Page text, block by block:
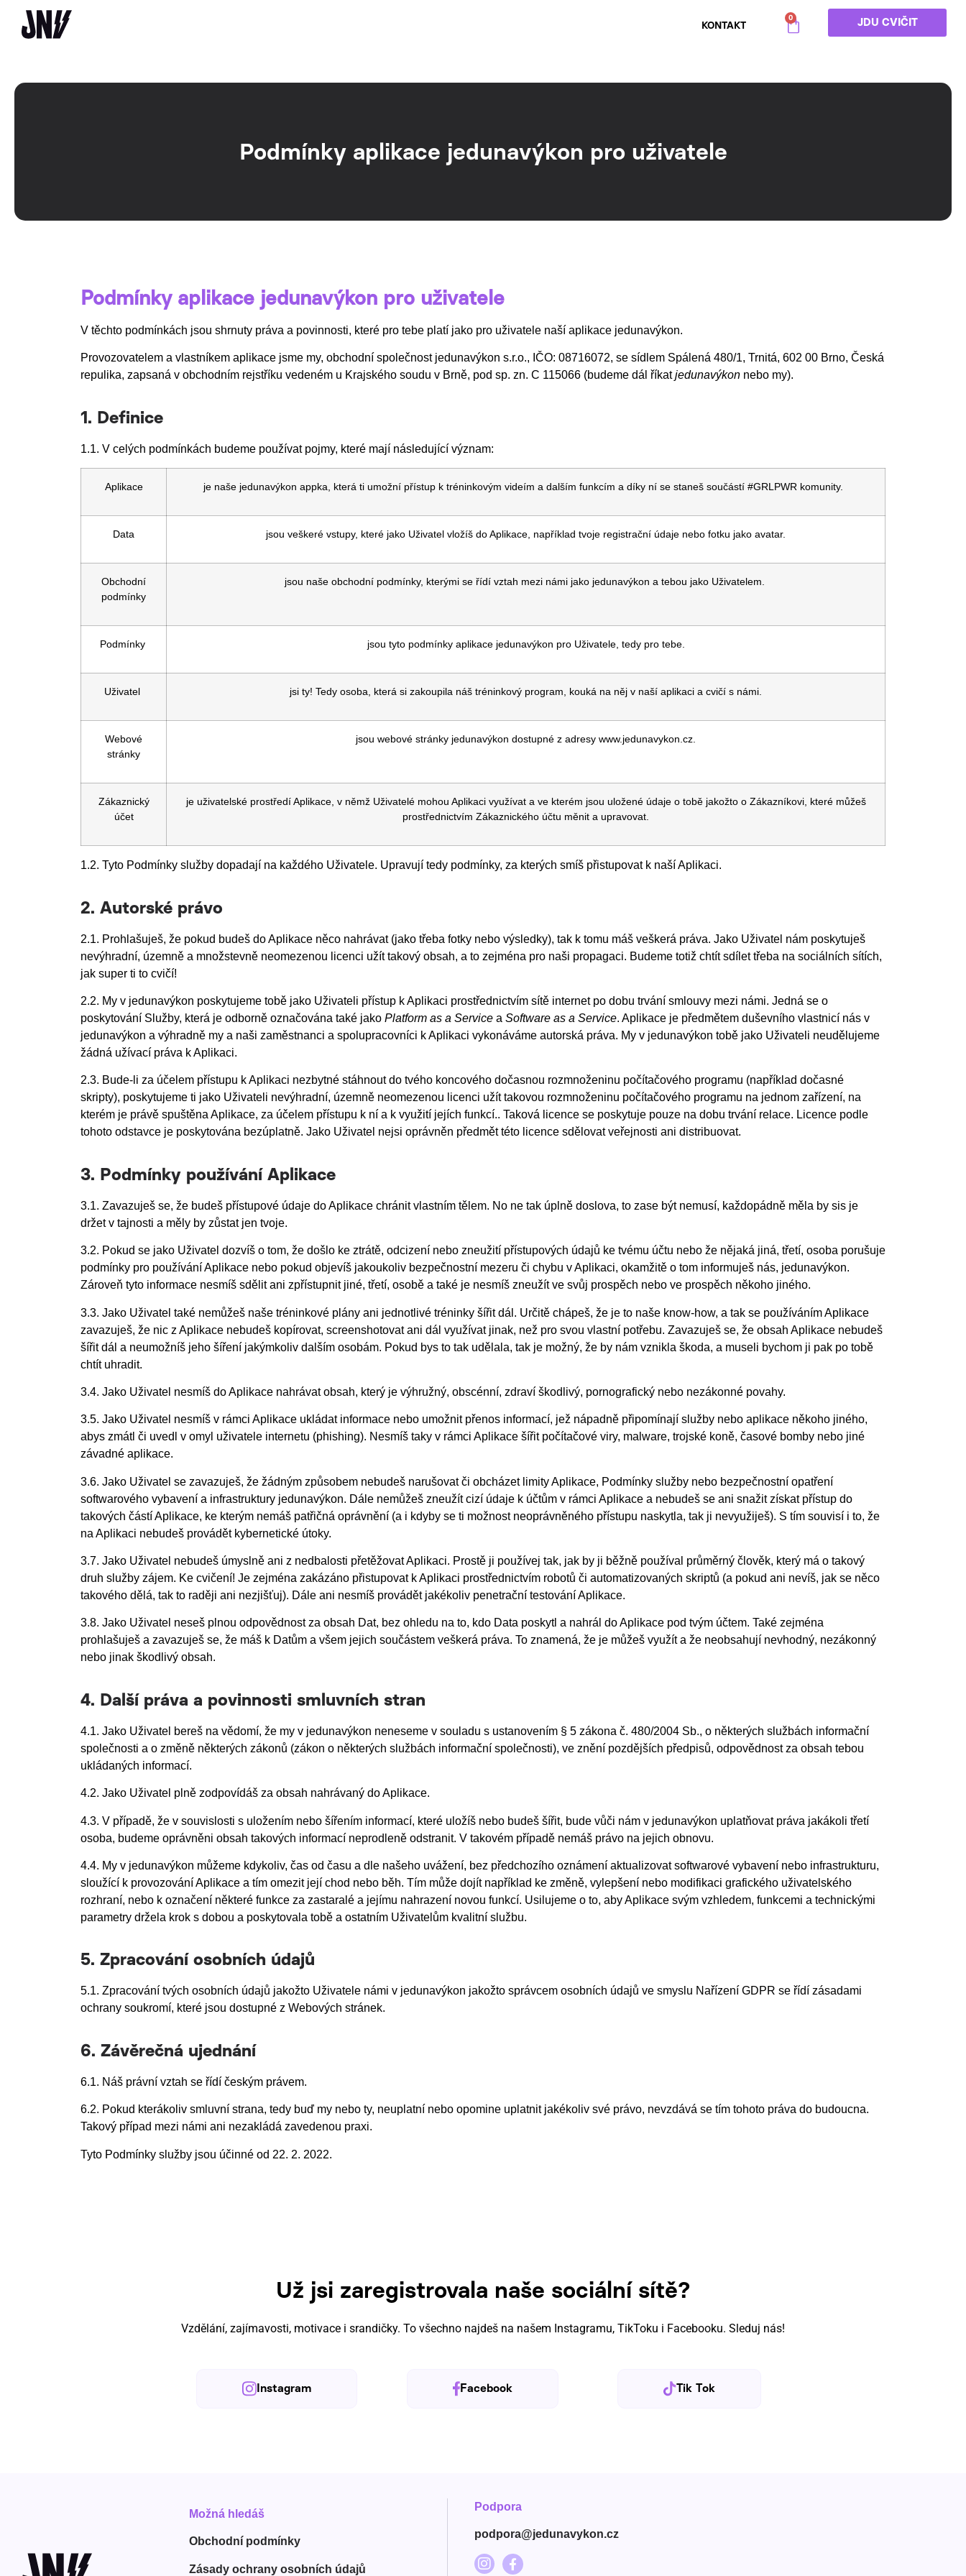
KONTAKT
0 JDU CVIČIT
Podmínky aplikace jedunavýkon pro uživatele
Podmínky aplikace jedunavýkon pro uživatele
V těchto podmínkách jsou shrnuty práva a povinnosti, které pro tebe platí jako pro uživatele naší aplikace jedunavýkon.
Provozovatelem a vlastníkem aplikace jsme my, obchodní společnost jedunavýkon s.r.o., IČO: 08716072, se sídlem Spálená 480/1, Trnitá, 602 00 Brno, Česká
repulika, zapsaná v obchodním rejstříku vedeném u Krajského soudu v Brně, pod sp. zn. C 115066 (budeme dál říkatjedunavýkon nebo my).
1. Definice
1.1. V celých podmínkách budeme používat pojmy, které mají následující význam:
Aplikace je naše jedunavýkon appka, která ti umožní přístup k tréninkovým videím a dalším funkcím a díky ní se staneš součástí #GRLPWR komunity.
Data jsou veškeré vstupy, které jako Uživatel vložíš do Aplikace, například tvoje registrační údaje nebo fotku jako avatar.
Obchodní
podmínky
jsou naše obchodní podmínky, kterými se řídí vztah mezi námi jako jedunavýkon a tebou jako Uživatelem.
Podmínky jsou tyto podmínky aplikace jedunavýkon pro Uživatele, tedy pro tebe.
Uživatel jsi ty! Tedy osoba, která si zakoupila náš tréninkový program, kouká na něj v naší aplikaci a cvičí s námi.
Webové
stránky
jsou webové stránky jedunavýkon dostupné z adresy www.jedunavykon.cz.
Zákaznický
účet
je uživatelské prostředí Aplikace, v němž Uživatelé mohou Aplikaci využívat a ve kterém jsou uložené údaje o tobě jakožto o Zákazníkovi, které můžeš
prostřednictvím Zákaznického účtu měnit a upravovat.
1.2. Tyto Podmínky služby dopadají na každého Uživatele. Upravují tedy podmínky, za kterých smíš přistupovat k naší Aplikaci.
2. Autorské právo
2.1. Prohlašuješ, že pokud budeš do Aplikace něco nahrávat (jako třeba fotky nebo výsledky), tak k tomu máš veškerá práva. Jako Uživatel nám poskytuješ
nevýhradní, územně a množstevně neomezenou licenci užít takový obsah, a to zejména pro naši propagaci. Budeme totiž chtít sdílet třeba na sociálních sítích,
jak super ti to cvičí!
2.2. My v jedunavýkon poskytujeme tobě jako Uživateli přístup k Aplikaci prostřednictvím sítě internet po dobu trvání smlouvy mezi námi. Jedná se o
poskytování Služby, která je odborně označována také jako Platform as a Service a Software as a Service. Aplikace je předmětem duševního vlastnicí nás v
jedunavýkon a výhradně my a naši zaměstnanci a spolupracovníci k Aplikaci vykonáváme autorská práva. My v jedunavýkon tobě jako Uživateli neudělujeme
žádná užívací práva k Aplikaci.
2.3. Bude-li za účelem přístupu k Aplikaci nezbytné stáhnout do tvého koncového dočasnou rozmnoženinu počítačového programu (například dočasné
skripty), poskytujeme ti jako Uživateli nevýhradní, územně neomezenou licenci užít takovou rozmnoženinu počítačového programu na jednom zařízení, na
kterém je právě spuštěna Aplikace, za účelem přístupu k ní a k využití jejích funkcí.. Taková licence se poskytuje pouze na dobu trvání relace. Licence podle
tohoto odstavce je poskytována bezúplatně. Jako Uživatel nejsi oprávněn předmět této licence sdělovat veřejnosti ani distribuovat.
3. Podmínky používání Aplikace
3.1. Zavazuješ se, že budeš přístupové údaje do Aplikace chránit vlastním tělem. No ne tak úplně doslova, to zase být nemusí, každopádně měla by sis je
držet v tajnosti a měly by zůstat jen tvoje.
3.2. Pokud se jako Uživatel dozvíš o tom, že došlo ke ztrátě, odcizení nebo zneužití přístupových údajů ke tvému účtu nebo že nějaká jiná, třetí, osoba porušuje
podmínky pro používání Aplikace nebo pokud objevíš jakoukoliv bezpečnostní mezeru či chybu v Aplikaci, okamžitě o tom informuješ nás, jedunavýkon.
Zároveň tyto informace nesmíš sdělit ani zpřístupnit jiné, třetí, osobě a také je nesmíš zneužít ve svůj prospěch nebo ve prospěch někoho jiného.
3.3. Jako Uživatel také nemůžeš naše tréninkové plány ani jednotlivé tréninky šířit dál. Určitě chápeš, že je to naše know-how, a tak se používáním Aplikace
zavazuješ, že nic z Aplikace nebudeš kopírovat, screenshotovat ani dál využívat jinak, než pro svou vlastní potřebu. Zavazuješ se, že obsah Aplikace nebudeš
šířit dál a neumožníš jeho šíření jakýmkoliv dalším osobám. Pokud bys to tak udělala, tak je možný, že by nám vznikla škoda, a museli bychom ji pak po tobě
chtít uhradit.
3.4. Jako Uživatel nesmíš do Aplikace nahrávat obsah, který je výhružný, obscénní, zdraví škodlivý, pornografický nebo nezákonné povahy.
3.5. Jako Uživatel nesmíš v rámci Aplikace ukládat informace nebo umožnit přenos informací, jež nápadně připomínají služby nebo aplikace někoho jiného,
abys zmátl či uvedl v omyl uživatele internetu (phishing). Nesmíš taky v rámci Aplikace šířit počítačové viry, malware, trojské koně, časové bomby nebo jiné
závadné aplikace.
3.6. Jako Uživatel se zavazuješ, že žádným způsobem nebudeš narušovat či obcházet limity Aplikace, Podmínky služby nebo bezpečnostní opatření
softwarového vybavení a infrastruktury jedunavýkon. Dále nemůžeš zneužít cizí údaje k účtům v rámci Aplikace a nebudeš se ani snažit získat přístup do
takových částí Aplikace, ke kterým nemáš patřičná oprávnění (a i kdyby se ti možnost neoprávněného přístupu naskytla, tak ji nevyužiješ). S tím souvisí i to, že
na Aplikaci nebudeš provádět kybernetické útoky.
3.7. Jako Uživatel nebudeš úmyslně ani z nedbalosti přetěžovat Aplikaci. Prostě ji používej tak, jak by ji běžně používal průměrný člověk, který má o takový
druh služby zájem. Ke cvičení! Je zejména zakázáno přistupovat k Aplikaci prostřednictvím robotů či automatizovaných skriptů (a pokud ani nevíš, jak se něco
takového dělá, tak to raději ani nezjišťuj). Dá le ani nesmíš provádět jakékoliv penetrační testování Aplikace.
3.8. Jako Uživatel neseš plnou odpovědnost za obsah Dat, bez ohledu na to, kdo Data poskytl a nahrál do Aplikace pod tvým účtem. Také zejména
prohlašuješ a zavazuješ se, že máš k Datům a všem jejich součástem veškerá práva. To znamená, že je můžeš využít a že neobsahují nevhodný, nezákonný
nebo jinak škodlivý obsah.
4. Další práva a povinnosti smluvních stran
4.1. Jako Uživatel bereš na vědomí, že my v jedunavýkon neneseme v souladu s ustanovením § 5 zákona č. 480/2004 Sb., o některých službách informační
společnosti a o změně některých zákonů (zákon o některých službách informační společnosti), ve znění pozdějších předpisů, odpovědnost za obsah tebou
ukládaných informací.
4.2. Jako Uživatel plně zodpovídáš za obsah nahrávaný do Aplikace.
4.3. V případě, že v souvislosti s uložením nebo šířením informací, které uložíš nebo budeš šířit, bude vůči nám v jedunavýkon uplatňovat práva jakákoli třetí
osoba, budeme oprávněni obsah takových informací neprodleně odstranit. V takovém případě nemáš právo na jejich obnovu.
4.4. My v jedunavýkon můžeme kdykoliv, čas od času a dle našeho uvážení, bez předchozího oznámení aktualizovat softwarové vybavení nebo infrastrukturu,
sloužící k provozování Aplikace a tím omezit její chod nebo běh. Tím může dojít například ke změně, vylepšení nebo modifikaci grafického uživatelského
rozhraní, nebo k označení některé funkce za zastaralé a jejímu nahrazení novou funkcí. Usilujeme o to, aby Aplikace svým vzhledem, funkcemi a technickými
parametry držela krok s dobou a poskytovala tobě a ostatním Uživatelům kvalitní službu.
5. Zpracování osobních údajů
5.1. Zpracování tvých osobních údajů jakožto Uživatele námi v jedunavýkon jakožto správcem osobních údajů ve smyslu Nařízení GDPR se řídí zásadami
ochrany soukromí, které jsou dostupné z Webových stránek.
6. Závěrečná ujednání
6.1. Náš právní vztah se řídí českým právem.
6.2. Pokud kterákoliv smluvní strana, tedy buď my nebo ty, neuplatní nebo opomine uplatnit jakékoliv své právo, nevzdává se tím tohoto práva do budoucna.
Takový případ mezi námi ani nezakládá zavedenou praxi.
Tyto Podmínky služby jsou účinné od 22. 2. 2022.
Už jsi zaregistrovala naše sociální sítě?
Vzdělání, zajímavosti, motivace i srandičky. To všechno najdeš na našem Instagramu, TikToku i Facebooku. Sleduj nás!
Instagram Facebook Tik Tok
Možná hledáš
Obchodní podmínky
Zásady ochrany osobních údajů
Podpora
podpora@jedunavykon.cz